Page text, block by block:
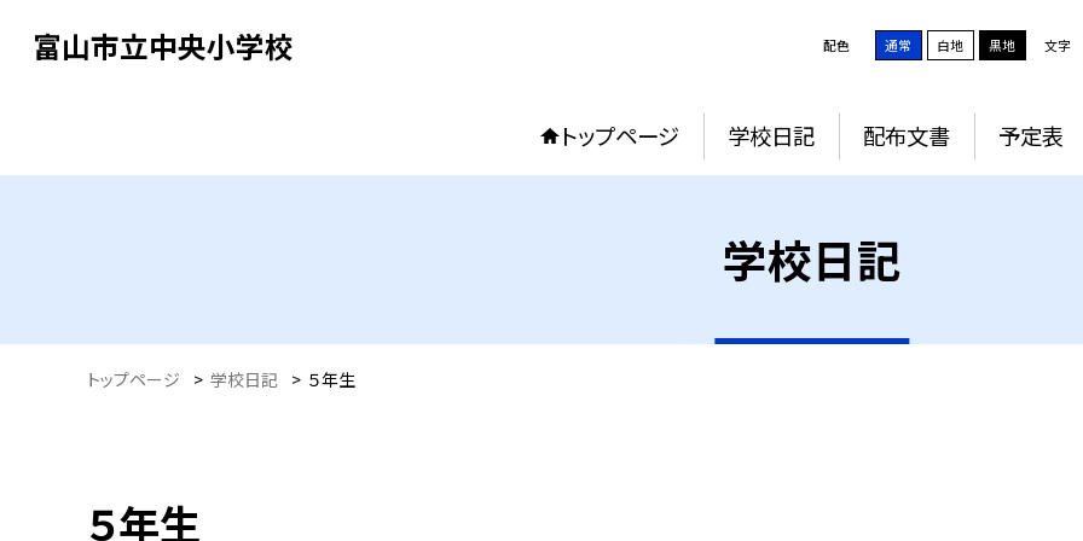
富山市立中央小学校 配色 通常 白地 黒地 文字
トップページ 学校日記 配布文書 予定表
学校日記
トップページ > 学校日記 > ５年生
５年生